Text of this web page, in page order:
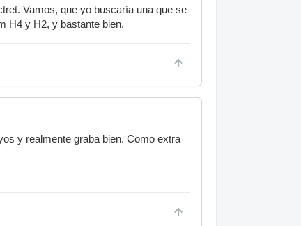
Vamos, que yo buscaría una que se
H4 y H2, y bastante bien.
y realmente graba bien. Como extra